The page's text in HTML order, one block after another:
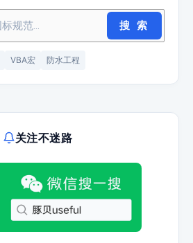
搜 索
VBA宏 防水工程
关注不迷路